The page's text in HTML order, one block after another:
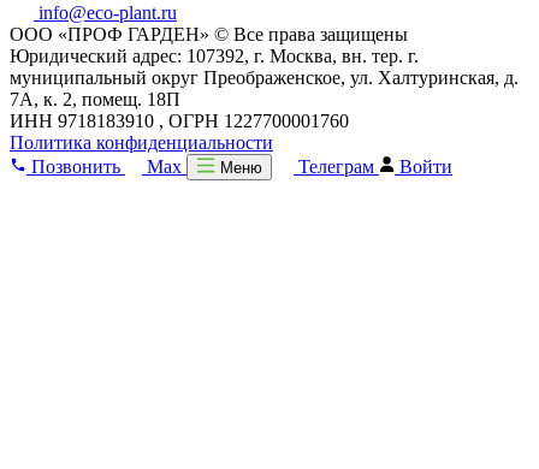
info@eco-plant.ru
ООО «ПРОФ ГАРДЕН» © Все права защищены
Юридический адрес: 107392, г. Москва, вн. тер. г.
муниципальный округ Преображенское, ул. Халтуринская, д.
7А, к. 2, помещ. 18П
ИНН 9718183910 , ОГРН 1227700001760
Политика конфиденциальности
Позвонить
Max Меню Телеграм Войти